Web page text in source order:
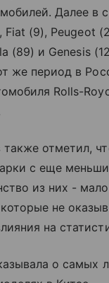
Далее в
(9), Peugeot
(89) и Genesis
же период в
Rolls-
отметил,
с еще
из них -
не
на
о самых